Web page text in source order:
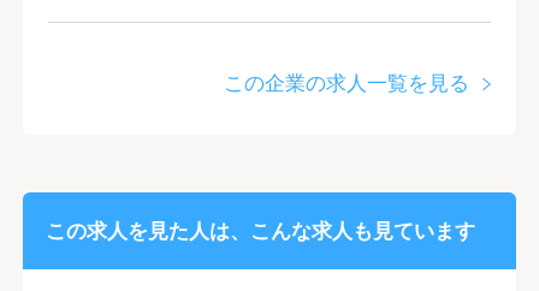
この企業の求人一覧を見る
この求人を見た人は、こんな求人も見ています